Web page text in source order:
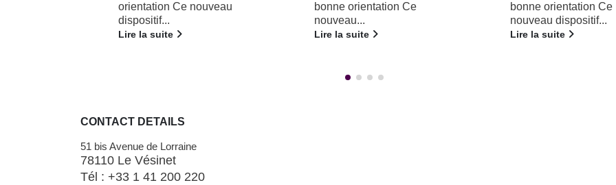
bonne orientation Ce
nouveau...
Lire la suite
bonne orientation Ce
nouveau dispositif...
Lire la suite
bonne orientation Ce
nouveau dispositif...
Lire la suite
CONTACT DETAILS
51 bis Avenue de Lorraine
78110 Le Vésinet
Tél : +33 1 41 200 220